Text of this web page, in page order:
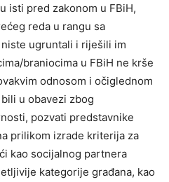
isti pred zakonom u FBiH,
reda u rangu sa
ugruntali i riješili im
braniocima u FBiH ne krše
odnosom i očiglednom
u obavezi zbog
pozvati predstavnike
prilikom izrade kriterija za
kao socijalnog partnera
kategorije građana, kao